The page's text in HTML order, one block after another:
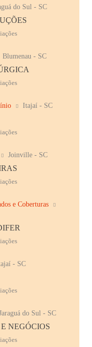
do Sul - SC
Blumenau - SC
Itajaí - SC
Joinville - SC
e Coberturas
- SC
do Sul - SC
NEGÓCIOS